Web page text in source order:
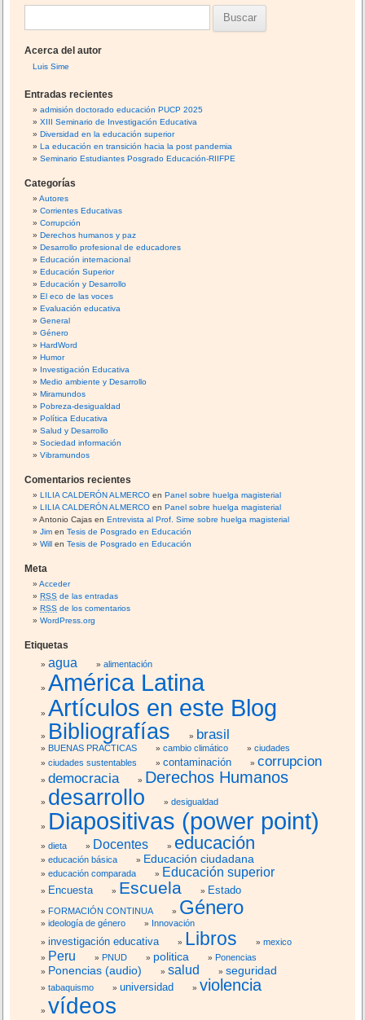
Acerca del autor
Luis Sime
Entradas recientes
admisión doctorado educación PUCP 2025
XIII Seminario de Investigación Educativa
Diversidad en la educación superior
La educación en transición hacia la post pandemia
Seminario Estudiantes Posgrado Educación-RIIFPE
Categorías
Autores
Corrientes Educativas
Corrupción
Derechos humanos y paz
Desarrollo profesional de educadores
Educación internacional
Educación Superior
Educación y Desarrollo
El eco de las voces
Evaluación educativa
General
Género
HardWord
Humor
Investigación Educativa
Medio ambiente y Desarrollo
Miramundos
Pobreza-desigualdad
Política Educativa
Salud y Desarrollo
Sociedad información
Vibramundos
Comentarios recientes
LILIA CALDERÓN ALMERCO enPanel sobre huelga magisterial
LILIA CALDERÓN ALMERCO enPanel sobre huelga magisterial
Antonio Cajas enEntrevista al Prof. Sime sobre huelga magisterial
Jim enTesis de Posgrado en Educación
Will enTesis de Posgrado en Educación
Meta
Acceder
RSS de las entradas
RSS de los comentarios
WordPress.org
Etiquetas
agua alimentación
América Latina
Artículos en este Blog
Bibliografías brasil
BUENAS PRACTICAS cambio climático
ciudades
ciudades sustentables
contaminación
corrupcion
democracia
Derechos Humanos
desarrollo desigualdad
Diapositivas (power point)
dieta Docentes educación
educación básica Educación ciudadana
educación comparada Educación superior
Encuesta Escuela Estado
FORMACIÓN CONTINUA Género
ideología de género Innovación
investigación educativa Libros mexico
Peru PNUD politica Ponencias
Ponencias (audio) salud seguridad
tabaquismo universidad violencia
vídeos